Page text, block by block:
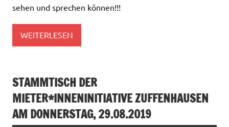
sehen und sprechen können!!!
WEITERLESEN
STAMMTISCH DER
MIETER*INNENINITIATIVE ZUFFENHAUSEN
AM DONNERSTAG, 29.08.2019